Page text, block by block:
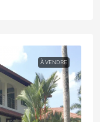
À VENDRE